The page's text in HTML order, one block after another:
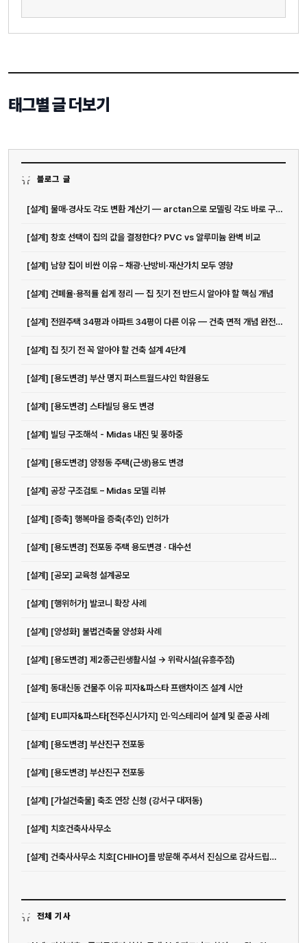
블로그 글
[설계] 물매·경사도 각도 변환 계산기 — arctan으로 모델링 각도 바로 구하기
[설계] 창호 선택이 집의 값을 결정한다? PVC vs 알루미늄 완벽 비교
[설계] 남향 집이 비싼 이유 – 채광·난방비·재산가치 모두 영향
[설계] 건폐율·용적률 쉽게 정리 — 집 짓기 전 반드시 알아야 할 핵심 개념
[설계] 전원주택 34평과 아파트 34평이 다른 이유 — 건축 면적 개념 완전 정리
[설계] 집 짓기 전 꼭 알아야 할 건축 설계 4단계
[설계] [용도변경] 부산 명지 퍼스트월드샤인 학원용도
[설계] [용도변경] 스타빌딩 용도 변경
[설계] 빌딩 구조해석 - Midas 내진 및 풍하중
[설계] [용도변경] 양정동 주택(근생)용도 변경
[설계] 공장 구조검토 – Midas 모델 리뷰
[설계] [증축] 행복마을 증축(추인) 인허가
[설계] [용도변경] 전포동 주택 용도변경 · 대수선
[설계] [공모] 교육청 설계공모
[설계] [행위허가] 발코니 확장 사례
[설계] [양성화] 불법건축물 양성화 사례
[설계] [용도변경] 제2종근린생활시설 -> 위락시설(유흥주점)
[설계] 동대신동 건물주 이유 피자&파스타 프랜차이즈 설계 시안
[설계] EU피자&파스타[전주신시가지] 인·익스테리어 설계 및 준공 사례
[설계] [용도변경] 부산진구 전포동
[설계] [용도변경] 부산진구 전포동
[설계] [가설건축물] 축조 연장 신청 (강서구 대저동)
[설계] 치호건축사사무소
[설계] 건축사사무소 치호[CHIHO]를 방문해 주셔서 진심으로 감사드립니다.
전체 기사
태그별 글 더보기